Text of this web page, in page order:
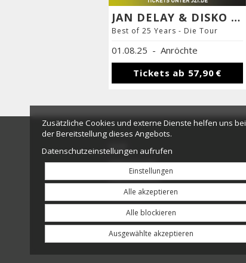
JAN DELAY & DISKO No.1 + ALICE MERTON
Best of 25 Years - Die Tour
01.08.25 - Anröchte
Tickets ab 57,90 €
AGB
Impressum
Datenschutz
Kontakt
Zusätzliche Cookies und externe Dienste helfen uns bei
der Bereitstellung dieses Angebots.
Datenschutzeinstellungen aufrufen
Einstellungen
Alle akzeptieren
Alle blockieren
Ausgewählte akzeptieren